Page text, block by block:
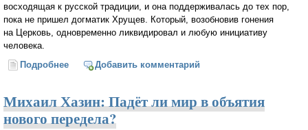
восходящая к русской традиции, и она поддерживалась до тех пор,
пока не пришел догматик Хрущев. Который, возобновив гонения
на Церковь, одновременно ликвидировал и любую инициативу
человека.
Подробнее о Михаил Хазин: Главное — что модель
Добавить комментарий
Михаил Хазин: Падёт ли мир в объятия
нового передела?